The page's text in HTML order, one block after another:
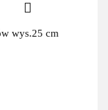
wys.25 cm